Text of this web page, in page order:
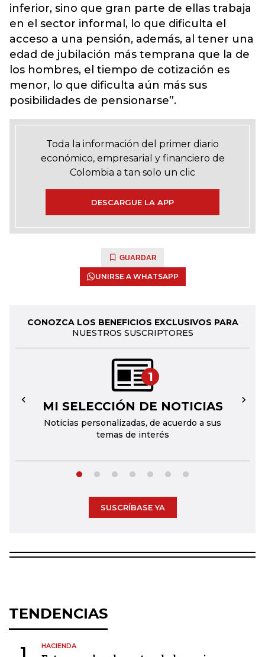
inferior, sino que gran parte de ellas trabaja
en el sector informal, lo que dificulta el
acceso a una pensión, además, al tener una
edad de jubilación más temprana que la de
los hombres, el tiempo de cotización es
menor, lo que dificulta aún más sus
posibilidades de pensionarse”.
Toda la información del primer diario
económico, empresarial y financiero de
Colombia a tan solo un clic
DESCARGUE LA APP
GUARDAR
UNIRSE A WHATSAPP
CONOZCA LOS BENEFICIOS EXCLUSIVOS PARA
NUESTROS SUSCRIPTORES
1
MI SELECCIÓN DE NOTICIAS
Noticias personalizadas, de acuerdo a sus
temas de interés
← →
SUSCRÍBASE YA
TENDENCIAS
1 HACIENDA